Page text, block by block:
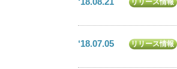
リリース情報
‘18.07.05 リリース情報